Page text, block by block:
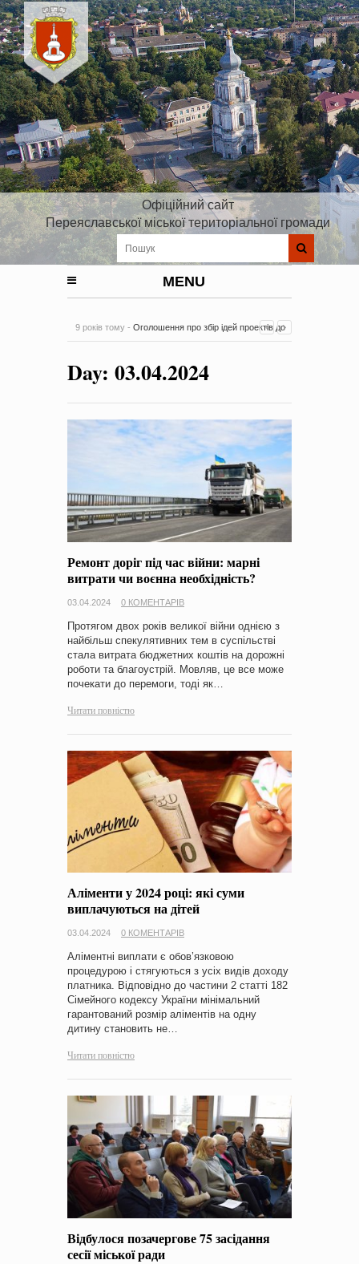
Офіційний сайт
Переяславської міської територіальної громади
MENU
9 років тому - Оголошення про збір ідей проектів до
на період 2018 – 2020 роки Оголошення про збір ідей
проектів
0 Коментарів
Day: 03.04.2024
Ремонт доріг під час війни: марні
витрати чи воєнна необхідність?
03.04.2024 0 КОМЕНТАРІВ
Протягом двох років великої війни однією з
найбільш спекулятивних тем в суспільстві
стала витрата бюджетних коштів на дорожні
роботи та благоустрій. Мовляв, це все може
почекати до перемоги, тоді як…
Читати повністю
Аліменти у 2024 році: які суми
виплачуються на дітей
03.04.2024 0 КОМЕНТАРІВ
Аліментні виплати є обов’язковою
процедурою і стягуються з усіх видів доходу
платника. Відповідно до частини 2 статті 182
Сімейного кодексу України мінімальний
гарантований розмір аліментів на одну
дитину становить не…
Читати повністю
Відбулося позачергове 75 засідання
сесії міської ради